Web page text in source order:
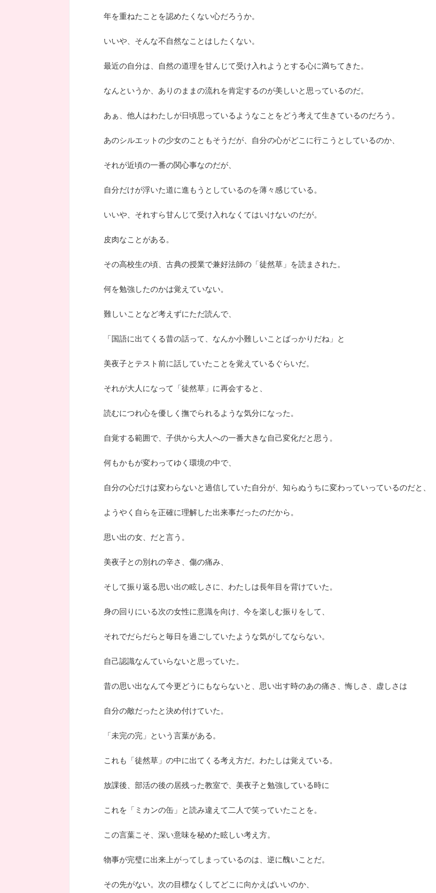
年を重ねたことを認めたくない心だろうか。
いいや、そんな不自然なことはしたくない。
最近の自分は、自然の道理を甘んじて受け入れようとする心に満ちてきた。
なんというか、ありのままの流れを肯定するのが美しいと思っているのだ。
あぁ、他人はわたしが日頃思っているようなことをどう考えて生きているのだろう。
あのシルエットの少女のこともそうだが、自分の心がどこに行こうとしているのか、
それが近頃の一番の関心事なのだが、
自分だけが浮いた道に進もうとしているのを薄々感じている。
いいや、それすら甘んじて受け入れなくてはいけないのだが。
皮肉なことがある。
その高校生の頃、古典の授業で兼好法師の「徒然草」を読まされた。
何を勉強したのかは覚えていない。
難しいことなど考えずにただ読んで、
「国語に出てくる昔の話って、なんか小難しいことばっかりだね」と
美夜子とテスト前に話していたことを覚えているぐらいだ。
それが大人になって「徒然草」に再会すると、
読むにつれ心を優しく撫でられるような気分になった。
自覚する範囲で、子供から大人への一番大きな自己変化だと思う。
何もかもが変わってゆく環境の中で、
自分の心だけは変わらないと過信していた自分が、知らぬうちに変わっていっているのだと、
ようやく自らを正確に理解した出来事だったのだから。
思い出の女、だと言う。
美夜子との別れの辛さ、傷の痛み、
そして振り返る思い出の眩しさに、わたしは長年目を背けていた。
身の回りにいる次の女性に意識を向け、今を楽しむ振りをして、
それでだらだらと毎日を過ごしていたような気がしてならない。
自己認識なんていらないと思っていた。
昔の思い出なんて今更どうにもならないと、思い出す時のあの痛さ、悔しさ、虚しさは
自分の敵だったと決め付けていた。
「未完の完」という言葉がある。
これも「徒然草」の中に出てくる考え方だ。わたしは覚えている。
放課後、部活の後の居残った教室で、美夜子と勉強している時に
これを「ミカンの缶」と読み違えて二人で笑っていたことを。
この言葉こそ、深い意味を秘めた眩しい考え方。
物事が完璧に出来上がってしまっているのは、逆に醜いことだ。
その先がない。次の目標なくしてどこに向かえばいいのか、